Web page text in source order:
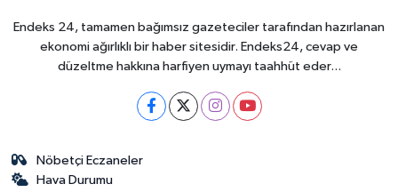
Endeks 24, tamamen bağımsız gazeteciler tarafından hazırlanan
ekonomi ağırlıklı bir haber sitesidir. Endeks24, cevap ve
düzeltme hakkına harfiyen uymayı taahhüt eder...
Nöbetçi Eczaneler
Hava Durumu